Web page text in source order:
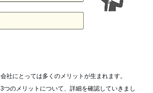
社にとっては多くのメリットが生まれます。
つのメリットについて、詳細を確認していきまし